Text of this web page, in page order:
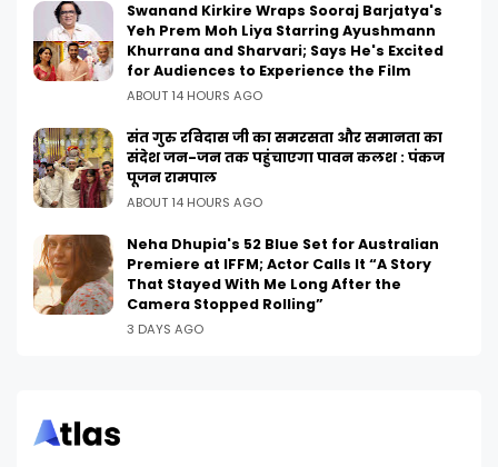
Swanand Kirkire Wraps Sooraj Barjatya's
Yeh Prem Moh Liya Starring Ayushmann
Khurrana and Sharvari; Says He's Excited
for Audiences to Experience the Film
ABOUT 14 HOURS AGO
संत गुरु रविदास जी का समरसता और समानता का
संदेश जन-जन तक पहुंचाएगा पावन कलश : पंकज
पूजन रामपाल
ABOUT 14 HOURS AGO
Neha Dhupia's 52 Blue Set for Australian
Premiere at IFFM; Actor Calls It “A Story
That Stayed With Me Long After the
Camera Stopped Rolling”
3 DAYS AGO